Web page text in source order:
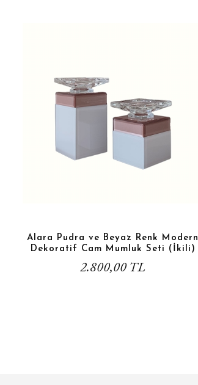
Alara Pudra ve Beyaz Renk Modern
Dekoratif Cam Mumluk Seti (İkili)
2.800,00 TL